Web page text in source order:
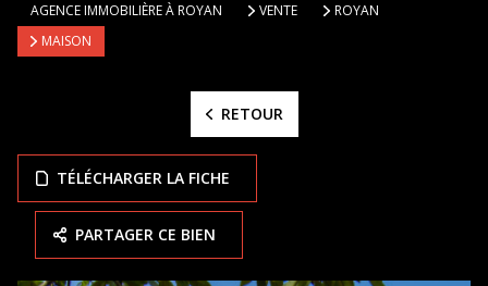
AGENCE IMMOBILIÈRE À ROYAN VENTE
ROYAN
MAISON
RETOUR
TÉLÉCHARGER LA FICHE
PARTAGER CE BIEN